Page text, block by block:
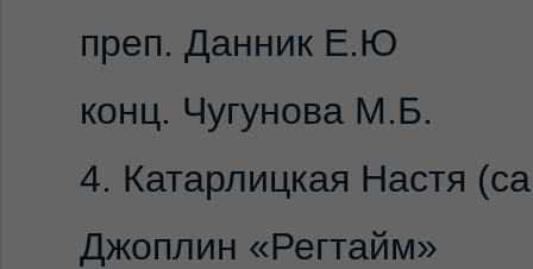
преп. Данник Е.Ю
конц. Чугунова М.Б.
4. Катарлицкая Настя
Джоплин «Регтайм»